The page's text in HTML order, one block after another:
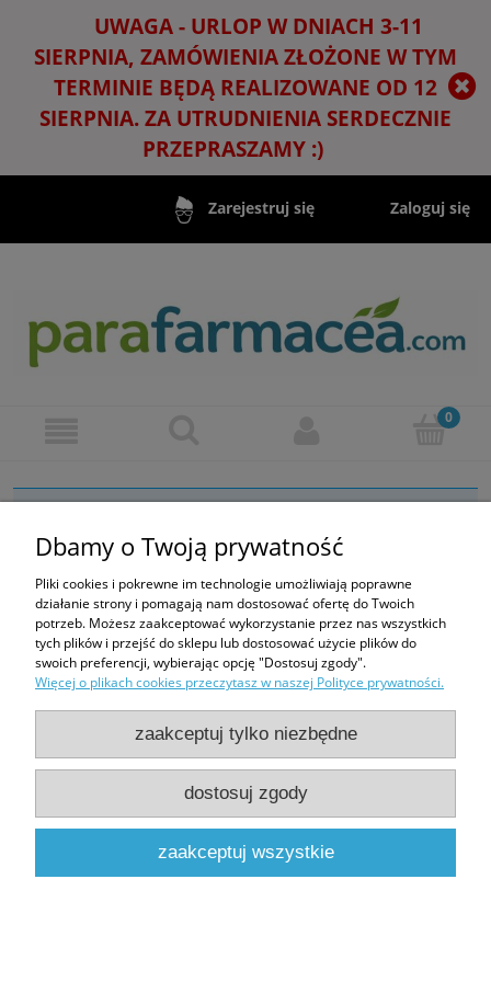
UWAGA - URLOP W DNIACH 3-11
SIERPNIA, ZAMÓWIENIA ZŁOŻONE W TYM
TERMINIE BĘDĄ REALIZOWANE OD 12
SIERPNIA. ZA UTRUDNIENIA SERDECZNIE
PRZEPRASZAMY :)
Zarejestruj się Zaloguj się
Zakupy
Pomoc
Moje konto
Informacje
pokaż pełną wersję strony
Dbamy o Twoją prywatność
Pliki cookies i pokrewne im technologie umożliwiają poprawne
działanie strony i pomagają nam dostosować ofertę do Twoich
potrzeb. Możesz zaakceptować wykorzystanie przez nas wszystkich
tych plików i przejść do sklepu lub dostosować użycie plików do
swoich preferencji, wybierając opcję "Dostosuj zgody".
Więcej o plikach cookies przeczytasz w naszej Polityce prywatności.
zaakceptuj tylko niezbędne
dostosuj zgody
zaakceptuj wszystkie